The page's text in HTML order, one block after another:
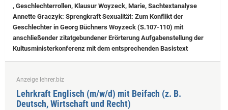
, Geschlechterrollen, Klausur Woyzeck, Marie, Sachtextanalyse
Annette Graczyk: Sprengkraft Sexualität: Zum Konflikt der
Geschlechter in Georg Büchners Woyzeck (S.107-110) mit
anschließender zitatgebundener Erörterung Aufgabenstellung der
Kultusministerkonferenz mit dem entsprechenden Basistext
Anzeige lehrer.biz
Lehrkraft Englisch (m/w/d) mit Beifach (z. B.
Deutsch, Wirtschaft und Recht)